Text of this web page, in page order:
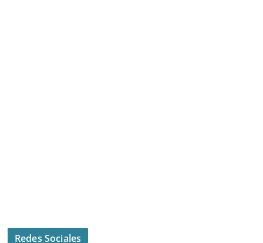
Redes Sociales